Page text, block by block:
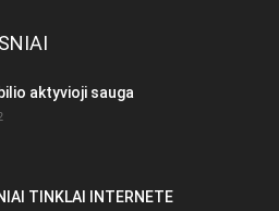
aktyvioji sauga
TINKLAI INTERNETE